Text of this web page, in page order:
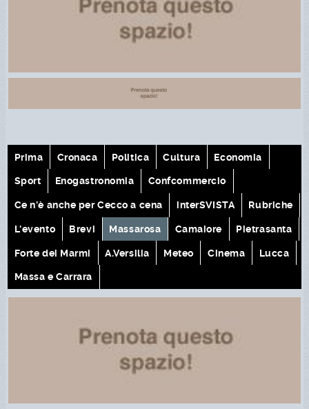
Prima Cronaca Politica Cultura Economia
Sport Enogastronomia Confcommercio
Ce n'è anche per Cecco a cena interSVISTA Rubriche
L'evento Brevi Massarosa Camaiore Pietrasanta
Forte dei Marmi A.Versilia Meteo Cinema Lucca
Massa e Carrara